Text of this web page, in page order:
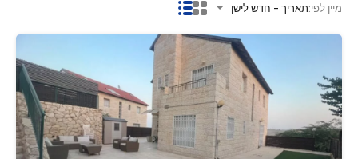
מיין לפי:תאריך - חדש לישן